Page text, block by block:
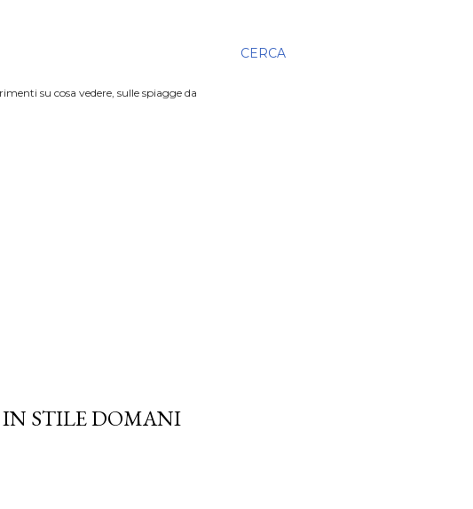
CERCA
su cosa vedere, sulle spiagge da
IN STILE DOMANI